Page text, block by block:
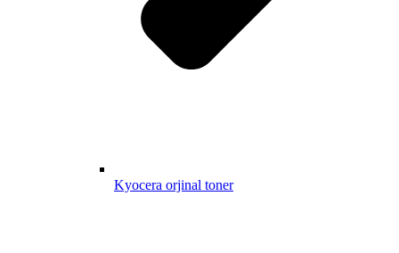
Kyocera orjinal toner